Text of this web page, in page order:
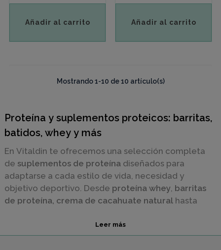
Añadir al carrito Añadir al carrito
Mostrando 1-10 de 10 artículo(s)
Proteína y suplementos proteicos: barritas,
batidos, whey y más
En Vitaldin te ofrecemos una selección completa
de suplementos de proteína diseñados para
adaptarse a cada estilo de vida, necesidad y
objetivo deportivo. Desde proteína whey barritas
de proteína, crema de cacahuate natural hasta
está pensada para quienes buscan ayuda para
mantener una dieta equilibrada, aumentar masa
Leer más